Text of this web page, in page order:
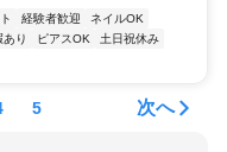
経験者歓迎
ネイルOK
り ピアスOK
土日祝休み
5 次へ